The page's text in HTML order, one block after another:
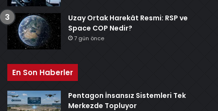
Uzay Ortak Harekât Resmi: RSP ve
Space COP Nedir?
7 gün önce
En Son Haberler
Pentagon İnsansız Sistemleri Tek
Merkezde Topluyor